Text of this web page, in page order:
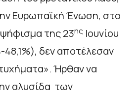
Ευρωπαϊκή Ένωση, στο
της 23ης Ιουνίου
48,1%), δεν αποτέλεσαν
Ήρθαν να
αλυσίδα των